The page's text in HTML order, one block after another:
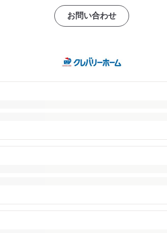
お問い合わせ